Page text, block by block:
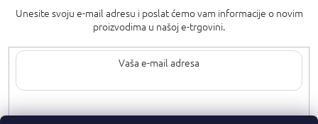
Unesite svoju e-mail adresu i poslat ćemo vam informacije o novim
proizvodima u našoj e-trgovini.
Upisom svoje e-pošte pristajete nauvjete privatnosti.